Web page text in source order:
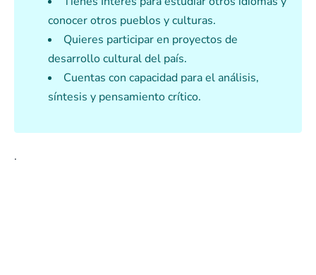
conocer otros pueblos y culturas.
Quieres participar en proyectos de
desarrollo cultural del país.
Cuentas con capacidad para el análisis,
síntesis y pensamiento crítico.
.